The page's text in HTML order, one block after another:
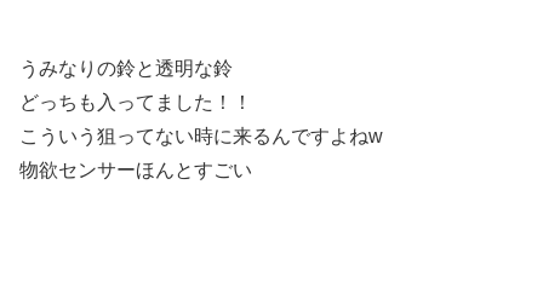
うみなりの鈴と透明な鈴
どっちも入ってました！！
こういう狙ってない時に来るんですよねw
物欲センサーほんとすごい